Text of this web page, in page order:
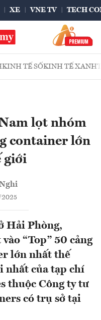
XE VNE TV TECH
KINH TẾ SỐKINH TẾ XANH
lọt nhóm
container lớn
giới
Hải Phòng,
“Top” 50 cảng
lớn nhất thế
nhất của tạp chí
thuộc Công ty tư
có trụ sở tại